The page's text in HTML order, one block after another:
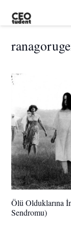
Ölü Olduklarına
Sendromu)